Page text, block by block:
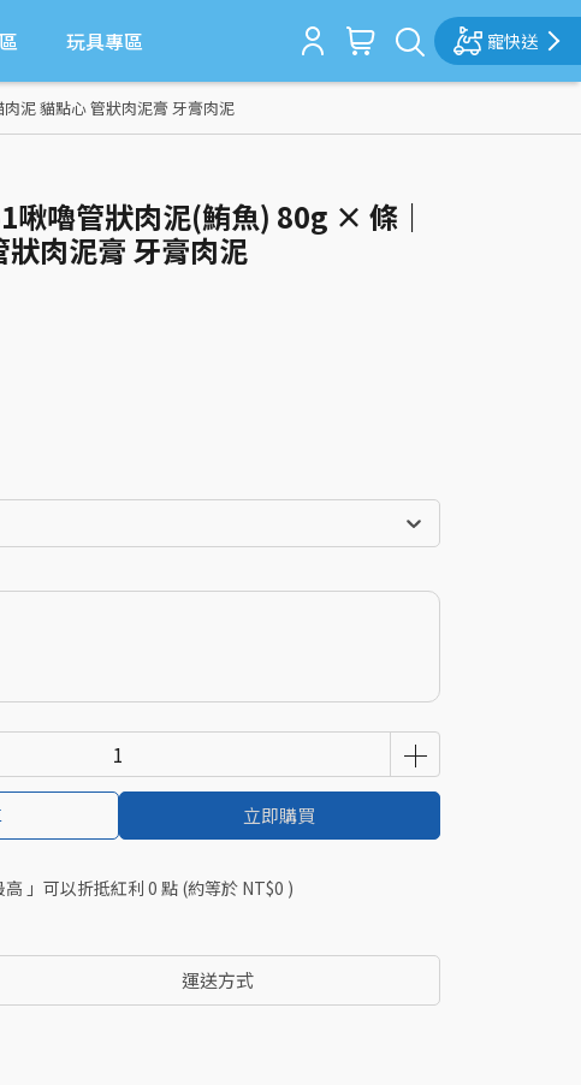
玩具專區 寵快送
泥 貓點心 管狀肉泥膏 牙膏肉泥
啾嚕管狀肉泥(鮪魚) 80g × 條｜
肉泥膏 牙膏肉泥
立即購買
高 」可以折抵紅利0 點 (約等於 NT$0 )
運送方式